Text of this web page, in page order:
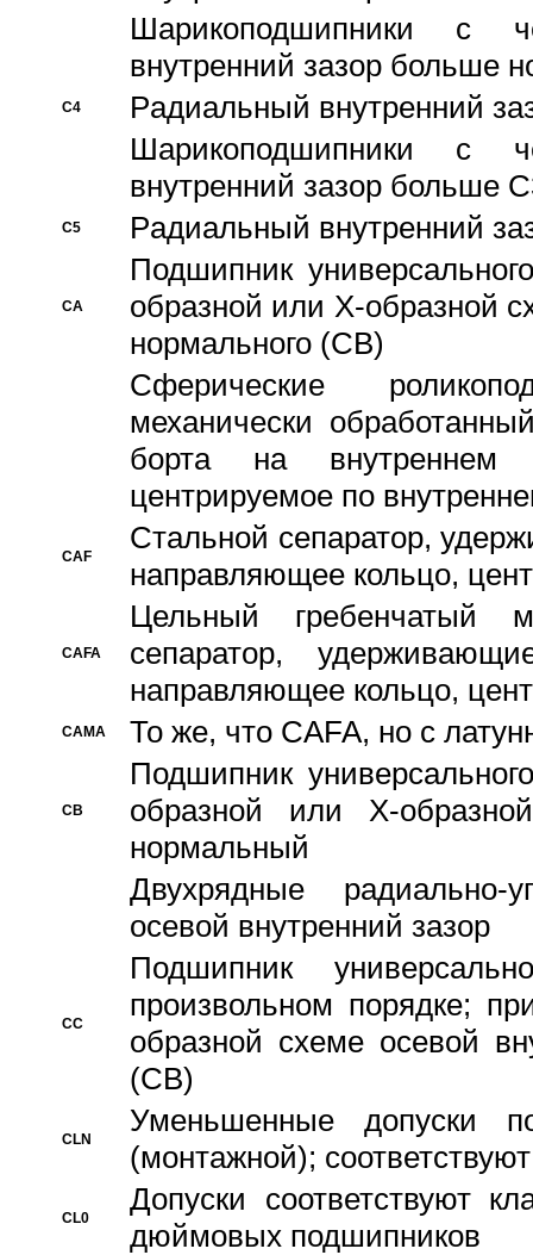
Шарикоподшипники с
внутренний зазор больше
C4
Pадиальный внутренний
Шарикоподшипники с
внутренний зазор больше
C5 Pадиальный внутренний
CA
Подшипник
образной или Х-образной
нормального (CB)
Сферические
механически
борта на внутреннем
центрируемое по
CAF
Стальной сепаратор,
направляющее кольцо,
CAFA
Цельный гребенчатый
сепаратор,
направляющее кольцо,
CAMA То же, что CAFA, но с
CB
Подшипник
образной или Х-
нормальный
Двухрядные радиально-
осевой внутренний зазор
CC
Подшипник
произвольном порядке;
образной схеме осевой
(CB)
CLN
Уменьшенные
(монтажной);
CL0
Допуски соответствуют
дюймовых подшипников